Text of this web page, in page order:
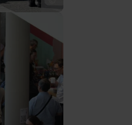
der
DHBW-